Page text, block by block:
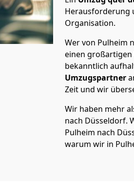
Herausforderung
Organisation.
Wer von Pulheim
einen großartigen
bekanntlich
Umzugspartner
Zeit und wir
Wir haben mehr
nach Düsseldorf.
Pulheim nach
warum wir in